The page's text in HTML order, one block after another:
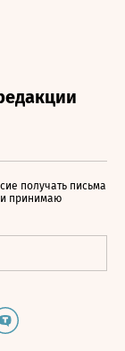
получать письма
и принимаю